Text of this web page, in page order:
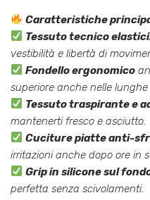
Caratteristiche
Tessuto tecnico
vestibilità e libertà di
Fondello ergonomico
superiore anche nelle lunghe
Tessuto traspirante e
mantenerti fresco e asciutto.
Cuciture piatte anti-
irritazioni anche dopo ore in
Grip in silicone sul
perfetta senza scivolamenti.